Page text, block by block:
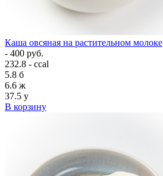
Каша овсяная на растительном молоке
- 400 руб.
232.8 - ccal
5.8 б
6.6 ж
37.5 у
В корзину